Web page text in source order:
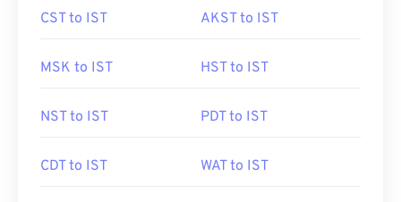
CST to IST AKST to IST
MSK to IST HST to IST
NST to IST PDT to IST
CDT to IST WAT to IST